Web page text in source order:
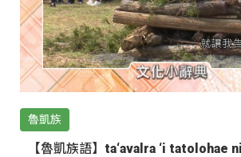
魯凱族
【魯凱族語】ta‘avalra ‘i tatolohae